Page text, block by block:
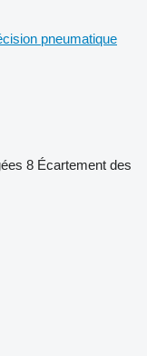
pneumatique
8 Écartement des